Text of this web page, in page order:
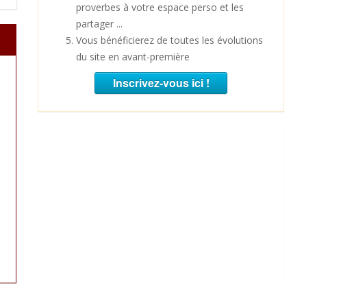
proverbes à votre espace perso et les
partager ...
Vous bénéficierez de toutes les évolutions
du site en avant-première
Inscrivez-vous ici !